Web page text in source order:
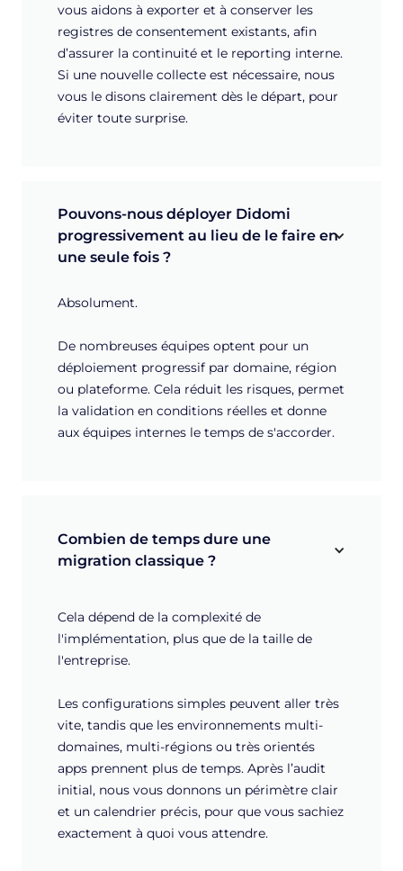
vous aidons à exporter et à conserver les
registres de consentement existants, afin
d’assurer la continuité et le reporting interne.
Si une nouvelle collecte est nécessaire, nous
vous le disons clairement dès le départ, pour
éviter toute surprise.
Pouvons-nous déployer Didomi
progressivement au lieu de le faire en
une seule fois ?
Absolument.
De nombreuses équipes optent pour un
déploiement progressif par domaine, région
ou plateforme. Cela réduit les risques, permet
la validation en conditions réelles et donne
aux équipes internes le temps de s'accorder.
Combien de temps dure une
migration classique ?
Cela dépend de la complexité de
l'implémentation, plus que de la taille de
l'entreprise.
Les configurations simples peuvent aller très
vite, tandis que les environnements multi-
domaines, multi-régions ou très orientés
apps prennent plus de temps. Après l’audit
initial, nous vous donnons un périmètre clair
et un calendrier précis, pour que vous sachiez
exactement à quoi vous attendre.